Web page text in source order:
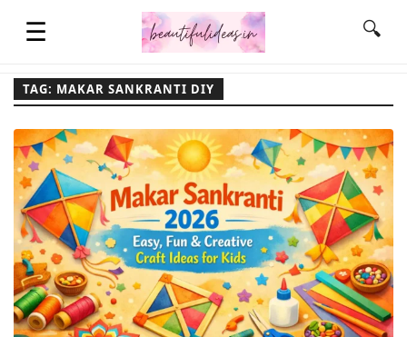
☰
QUOTES
LIFESTYLE
FASHION & STYLE
🔍
TAG: MAKAR SANKRANTI DIY